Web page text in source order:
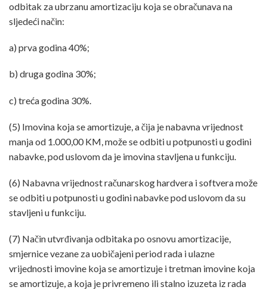
odbitak za ubrzanu amortizaciju koja se obračunava na
sljedeći način:
a) prva godina 40%;
b) druga godina 30%;
c) treća godina 30%.
(5) Imovina koja se amortizuje, a čija je nabavna vrijednost
manja od 1.000,00 KM, može se odbiti u potpunosti u godini
nabavke, pod uslovom da je imovina stavljena u funkciju.
(6) Nabavna vrijednost računarskog hardvera i softvera može
se odbiti u potpunosti u godini nabavke pod uslovom da su
stavljeni u funkciju.
(7) Način utvrđivanja odbitaka po osnovu amortizacije,
smjernice vezane za uobičajeni period rada i ulazne
vrijednosti imovine koja se amortizuje i tretman imovine koja
se amortizuje, a koja je privremeno ili stalno izuzeta iz rada